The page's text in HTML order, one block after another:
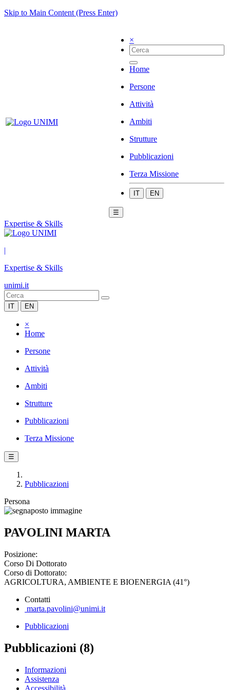
Skip to Main Content (Press Enter)
×
Home
Persone
Attività
Ambiti
Strutture
Pubblicazioni
Terza Missione
IT EN
☰
Expertise & Skills
|
Expertise & Skills
unimi.it
IT EN
×
Home
Persone
Attività
Ambiti
Strutture
Pubblicazioni
Terza Missione
☰
Pubblicazioni
Persona
PAVOLINI MARTA
Posizione:
Corso Di Dottorato
Corso di Dottorato:
AGRICOLTURA, AMBIENTE E BIOENERGIA (41°)
Contatti
marta.pavolini@unimi.it
Pubblicazioni
Pubblicazioni (8)
Informazioni
Assistenza
Accessibilità